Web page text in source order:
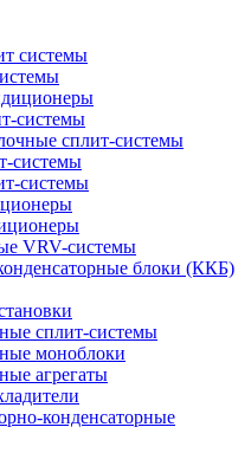
системы
системы
сплит-системы
системы
системы
VRV-системы
блоки (ККБ)
сплит-системы
моноблоки
агрегаты
конденсаторные